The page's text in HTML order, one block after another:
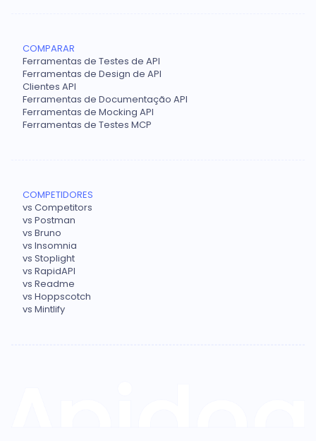
COMPARAR
Ferramentas de Testes de API
Ferramentas de Design de API
Clientes API
Ferramentas de Documentação API
Ferramentas de Mocking API
Ferramentas de Testes MCP
COMPETIDORES
vs Competitors
vs Postman
vs Bruno
vs Insomnia
vs Stoplight
vs RapidAPI
vs Readme
vs Hoppscotch
vs Mintlify